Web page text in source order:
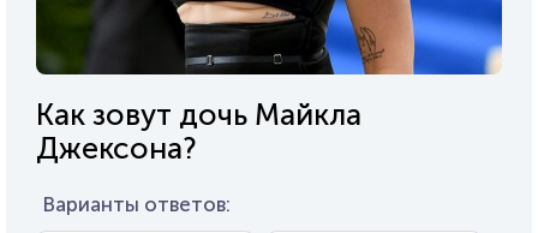
Как зовут дочь Майкла
Джексона?
Варианты ответов: